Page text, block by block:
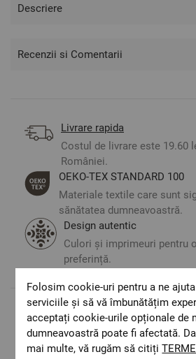
Mărime: 160/230 cm / mărimea
** Fotografiile sunt orientative. Poate
Descriere
Recenzii si Comentarii
Livrare rapida
Costul de livrare este 19.60
României.
ОЕКО-ТЕX STANDARD 100
Materiale textile care sunt
sănătatea dumneavoastră.
Design autentic
Culori și imprimeuri pentru
preferință.
Populare in aceasta
Folosim cookie-uri pentru a ne
serviciile și să vă îmbunătățim
acceptați cookie-urile opționale de
dumneavoastră poate fi afectată.
mai multe, vă rugăm să citiți